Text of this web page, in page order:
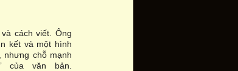
cách viết. Ông
kết và một hình
nhưng chỗ mạnh
văn bản.